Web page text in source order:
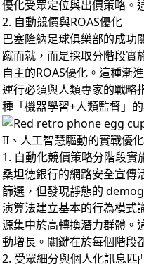
優化受眾定位與出價策略。
2. 自動競價與ROAS優化
巴塞隆納足球俱樂部的成功
蹴而就，而是採取分階段實
自主的ROAS優化。這種漸
運行必須與人類專家的戰略
種「機器學習+人類監督」
II、人工智慧驅動的實戰優化
1. 自動化競價策略分階段實
桑坦德銀行的網路安全宣傳
篩選，但發現靜態的
演算法建立基本的行為模式
源集中於高轉換潛力群體。
動增長。關鍵在於每個階段
2. 受眾細分與個人化訊息匹